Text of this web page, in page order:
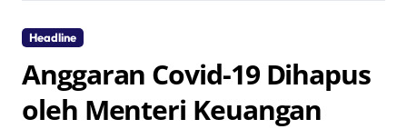
Headline
Anggaran Covid-19 Dihapus
oleh Menteri Keuangan